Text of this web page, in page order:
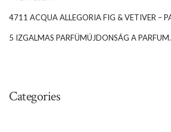
4711 ACQUA ALLEGORIA FIG & VETIVER –
5 IZGALMAS PARFÜMÚJDONSÁG A
Categories